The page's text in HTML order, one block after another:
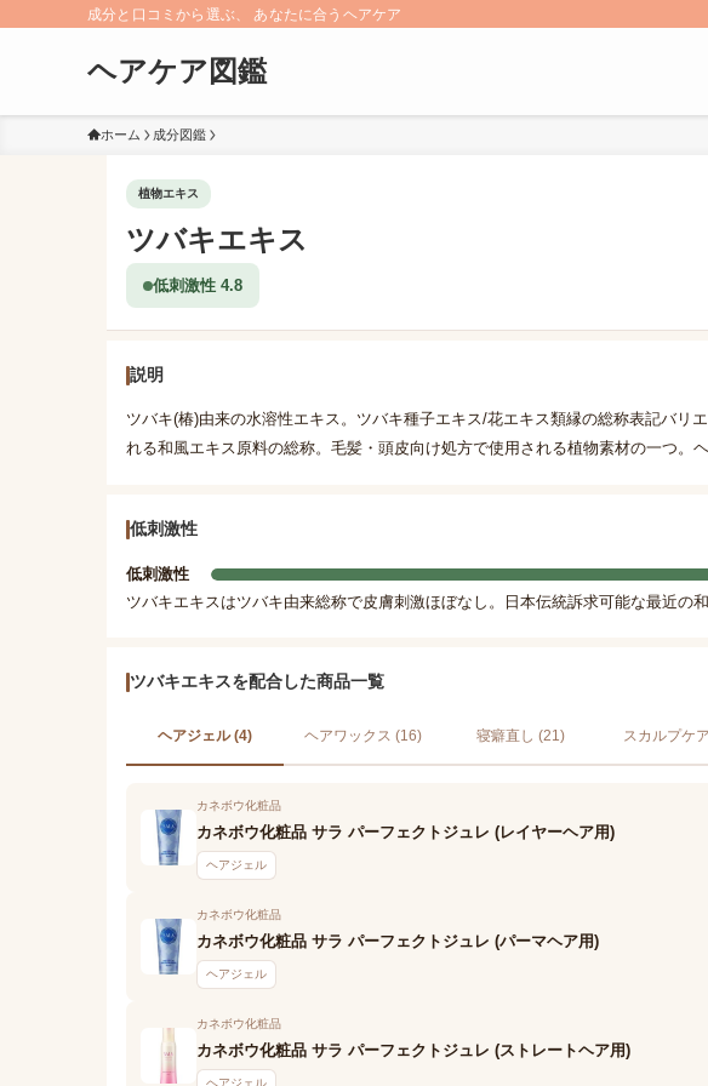
成分と口コミから選ぶ、 あなたに合うヘアケア
ヘアケア図鑑
ホーム 成分図鑑
植物エキス
ツバキエキス
低刺激性 4.8
説明
ツバキ(椿)由来の水溶性エキス。ツバキ種子エキス/花エキス類縁の総称表記バリ
れる和風エキス原料の総称。毛髪・頭皮向け処方で使用される植物素材の一つ。
低刺激性
低刺激性
ツバキエキスはツバキ由来総称で皮膚刺激ほぼなし。日本伝統訴求可能な最近の
ツバキエキスを配合した商品一覧
ヘアジェル (4) ヘアワックス (16) 寝癖直し (21) スカルプケ
カネボウ化粧品
カネボウ化粧品 サラ パーフェクトジュレ (レイヤーヘア用)
ヘアジェル
カネボウ化粧品
カネボウ化粧品 サラ パーフェクトジュレ (パーマヘア用)
ヘアジェル
カネボウ化粧品
カネボウ化粧品 サラ パーフェクトジュレ (ストレートヘア用)
ヘアジェル